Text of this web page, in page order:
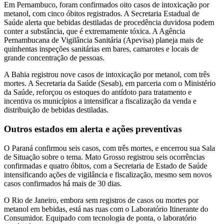
Em Pernambuco, foram confirmados oito casos de intoxicação por
metanol, com cinco óbitos registrados. A Secretaria Estadual de
Saúde alerta que bebidas destiladas de procedência duvidosa podem
conter a substância, que é extremamente tóxica. A Agência
Pernambucana de Vigilância Sanitária (Apevisa) planeja mais de
quinhentas inspeções sanitárias em bares, camarotes e locais de
grande concentração de pessoas.
A Bahia registrou nove casos de intoxicação por metanol, com três
mortes. A Secretaria da Saúde (Sesab), em parceria com o Ministério
da Saúde, reforçou os estoques do antídoto para tratamento e
incentiva os municípios a intensificar a fiscalização da venda e
distribuição de bebidas destiladas.
Outros estados em alerta e ações preventivas
O Paraná confirmou seis casos, com três mortes, e encerrou sua Sala
de Situação sobre o tema. Mato Grosso registrou seis ocorrências
confirmadas e quatro óbitos, com a Secretaria de Estado de Saúde
intensificando ações de vigilância e fiscalização, mesmo sem novos
casos confirmados há mais de 30 dias.
O Rio de Janeiro, embora sem registros de casos ou mortes por
metanol em bebidas, está nas ruas com o Laboratório Itinerante do
Consumidor. Equipado com tecnologia de ponta, o laboratório